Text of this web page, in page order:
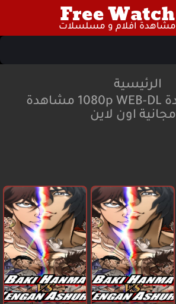
Free Watch
مشاهدة افلام و مسلسلات
الرئيسية
الافلام بجودة 1080p WEB-DL مشاهدة
مجانية اون لاين